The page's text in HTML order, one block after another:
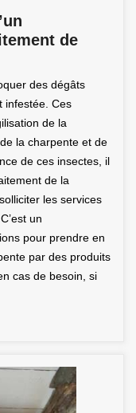
de
des dégâts
infestée. Ces
de la
la charpente et de
de ces insectes, il
de la
les services
un
pour prendre en
par des produits
cas de besoin, si